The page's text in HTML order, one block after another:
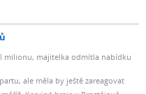
milionu, majitelka odmítla nabídku
ale měla by ještě zareagovat